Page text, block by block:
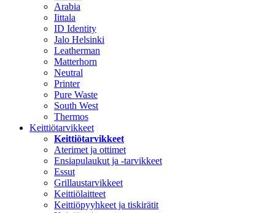
Arabia
Iittala
ID Identity
Jalo Helsinki
Leatherman
Matterhorn
Neutral
Printer
Pure Waste
South West
Thermos
Keittiötarvikkeet
Keittiötarvikkeet
Aterimet ja ottimet
Ensiapulaukut ja -tarvikkeet
Essut
Grillaustarvikkeet
Keittiölaitteet
Keittiöpyyhkeet ja tiskirätit